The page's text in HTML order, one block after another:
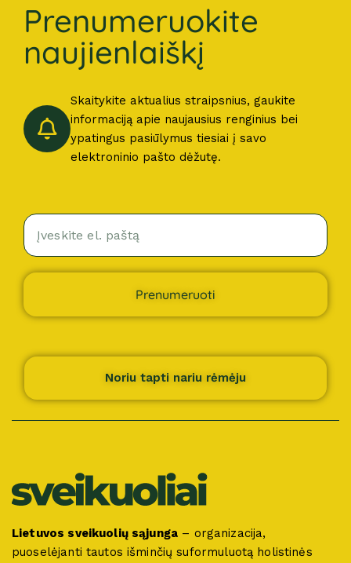
Prenumeruokite
naujienlaiškį
Skaitykite aktualius straipsnius, gaukite
informaciją apie naujausius renginius bei
ypatingus pasiūlymus tiesiai į savo
elektroninio pašto dėžutę.
Prenumeruoti
Noriu tapti nariu rėmėju
Lietuvos sveikuolių sąjunga – organizacija,
puoselėjanti tautos išminčių suformuluotą holistinės